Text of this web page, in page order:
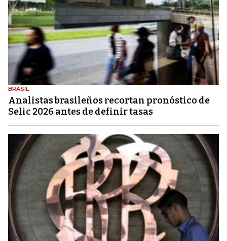
BRASIL
Analistas brasileños recortan pronóstico de
Selic 2026 antes de definir tasas